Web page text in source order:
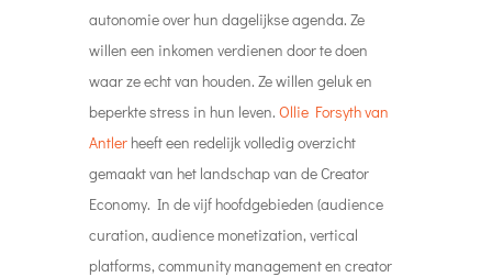
autonomie over hun dagelijkse agenda. Ze
willen een inkomen verdienen door te doen
waar ze echt van houden. Ze willen geluk en
beperkte stress in hun leven. Ollie Forsyth van
Antlerheeft een redelijk volledig overzicht
gemaakt van het landschap van de Creator
Economy. In de vijf hoofdgebieden (audience
curation, audience monetization, vertical
platforms, community management en creator